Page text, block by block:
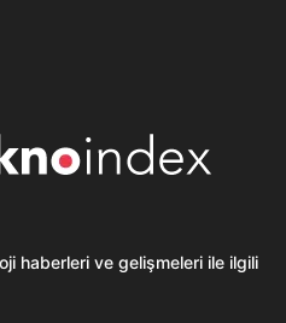
haberleri ve gelişmeleri ile ilgili